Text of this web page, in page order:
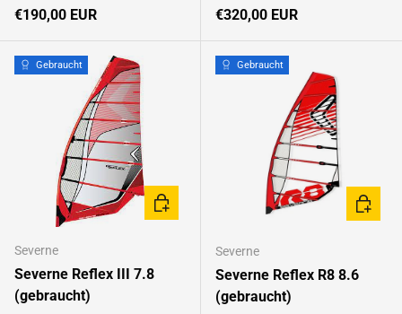
Normaler Preis
€190,00 EUR Normaler Preis
€320,00 EUR
Gebraucht
Severne
Severne Reflex III 7.8
(gebraucht)
IN DEN WARENKORB
Gebraucht
Severne
Severne Reflex R8 8.6
(gebraucht)
IN DEN